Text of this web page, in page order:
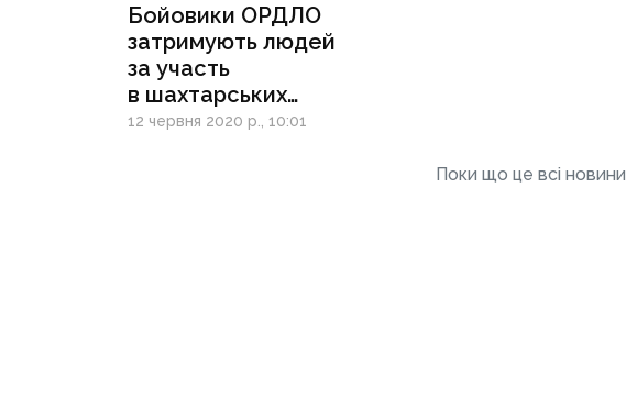
Бойовики ОРДЛО
затримують людей
за участь
в шахтарських
протестах
12 червня 2020 р., 10:01
Поки що це всі новини